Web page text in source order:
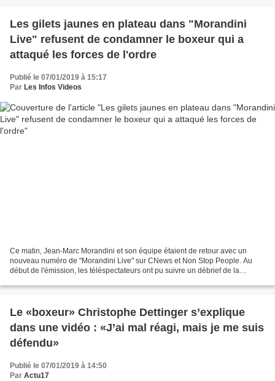
Les gilets jaunes en plateau dans "Morandini
Live" refusent de condamner le boxeur qui a
attaqué les forces de l'ordre
Publié le 07/01/2019 à 15:17
Par Les Infos Videos
Ce matin, Jean-Marc Morandini et son équipe étaient de retour avec un
nouveau numéro de "Morandini Live" sur CNews et Non Stop People. Au
début de l'émission, les téléspectateurs ont pu suivre un débrief de la
Le «boxeur» Christophe Dettinger s’explique
dans une vidéo : «J’ai mal réagi, mais je me suis
défendu»
Publié le 07/01/2019 à 14:50
Par Actu17